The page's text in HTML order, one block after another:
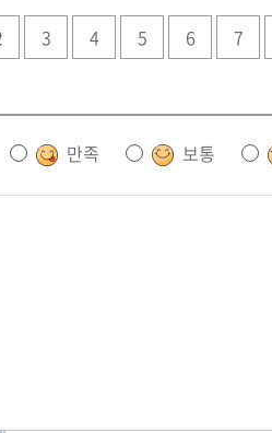
3 4 5 6 7
만족 보통